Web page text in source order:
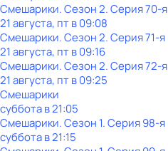
Смешарики. Сезон 2. Серия 70-я
21 августа, пт в 09:08
Смешарики. Сезон 2. Серия 71-я
21 августа, пт в 09:16
Смешарики. Сезон 2. Серия 72-я
21 августа, пт в 09:25
Смешарики
субботав21:05
Смешарики. Сезон 1. Серия 98-я
субботав21:15